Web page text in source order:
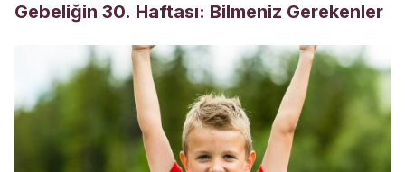
Gebeliğin 30. Haftası: Bilmeniz Gerekenler